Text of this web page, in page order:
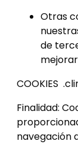
Otras
de
COOKIES
Finalidad:
navegación